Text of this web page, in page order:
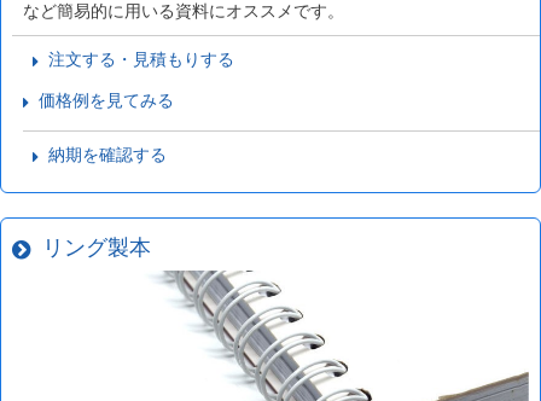
など簡易的に用いる資料にオススメです。
注文する・見積もりする
価格例を見てみる
納期を確認する
リング製本